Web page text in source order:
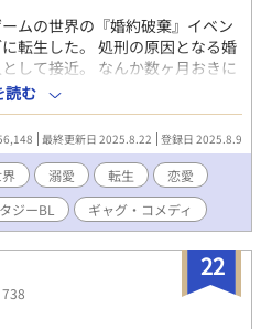
ムの世界の『婚約破棄』イベン
転生した。 処刑の原因となる婚
して接近。 なんか数ヶ月おきに
めのお祭り」をできる限り第二
なる主人公と出会うきっかけを
視をつけるまでもなくいつも一緒
・・・ やんごとなき血筋のハン
け男の俺とばかり過ごすように
気もしたが、俺の運命のため
ち振る舞いにより、俺の死亡フ
思ったら、婚約の儀の当日、
言いやがる！一体誰だ！？ その
トがある薔薇園に呼び出され
作品は以前投稿した「転生悪役モ
くない！」に 加筆修正を加えた
読む
最終更新日 2025.8.22 登録日 2025.8.9
溺愛 転生
恋愛
ジーBL ギャグ・コメディ
22